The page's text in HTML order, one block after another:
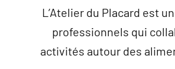
L’Atelier du Placard est
professionnels qui
activités autour des